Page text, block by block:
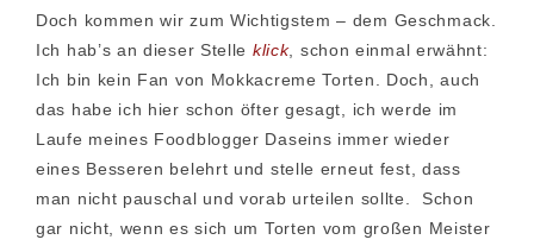
Doch kommen wir zum Wichtigstem – dem Geschmack.
Ich hab’s an dieser Stelle klick, schon einmal erwähnt:
Ich bin kein Fan von Mokkacreme Torten. Doch, auch
das habe ich hier schon öfter gesagt, ich werde im
Laufe meines Foodblogger Daseins immer wieder
eines Besseren belehrt und stelle erneut fest, dass
man nicht pauschal und vorab urteilen sollte. Schon
gar nicht, wenn es sich um Torten vom großen Meister